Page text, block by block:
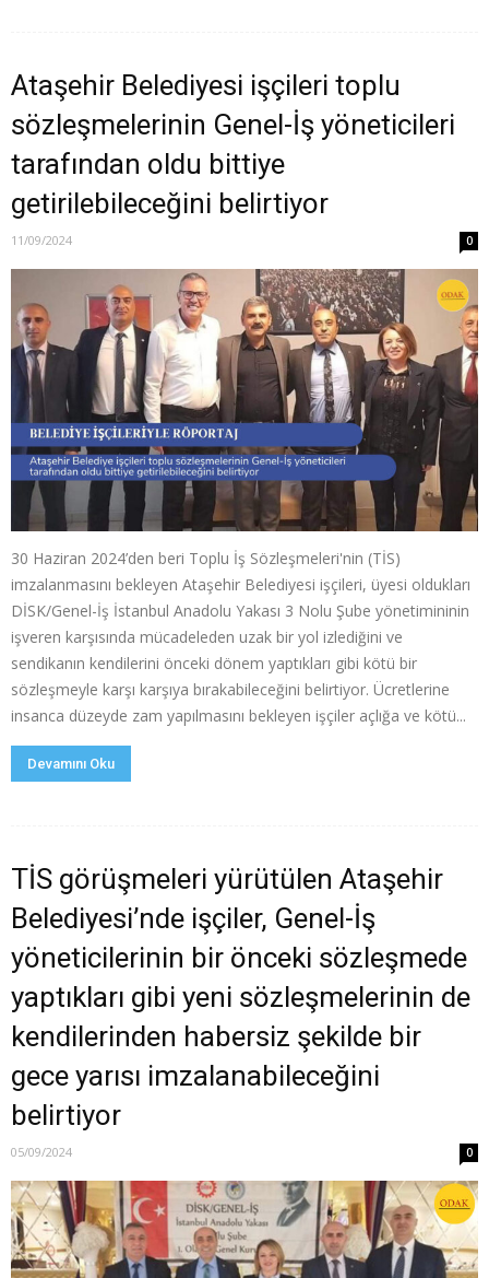
Ataşehir Belediyesi işçileri toplu
sözleşmelerinin Genel-İş yöneticileri
tarafından oldu bittiye
getirilebileceğini belirtiyor
11/09/2024 0
30 Haziran 2024’den beri Toplu İş Sözleşmeleri'nin (TİS)
imzalanmasını bekleyen Ataşehir Belediyesi işçileri, üyesi oldukları
DİSK/Genel-İş İstanbul Anadolu Yakası 3 Nolu Şube yönetimininin
işveren karşısında mücadeleden uzak bir yol izlediğini ve
sendikanın kendilerini önceki dönem yaptıkları gibi kötü bir
sözleşmeyle karşı karşıya bırakabileceğini belirtiyor. Ücretlerine
insanca düzeyde zam yapılmasını bekleyen işçiler açlığa ve kötü...
Devamını Oku
TİS görüşmeleri yürütülen Ataşehir
Belediyesi’nde işçiler, Genel-İş
yöneticilerinin bir önceki sözleşmede
yaptıkları gibi yeni sözleşmelerinin de
kendilerinden habersiz şekilde bir
gece yarısı imzalanabileceğini
belirtiyor
05/09/2024 0